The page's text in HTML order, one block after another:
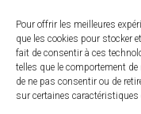
Pour offrir les meilleures
que les cookies pour stocker
fait de consentir à ces
telles que le comportement
de ne pas consentir ou de
sur certaines